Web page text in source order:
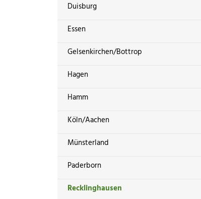
Duisburg
Essen
Gelsenkirchen/Bottrop
Hagen
Hamm
Köln/Aachen
Münsterland
Paderborn
Recklinghausen